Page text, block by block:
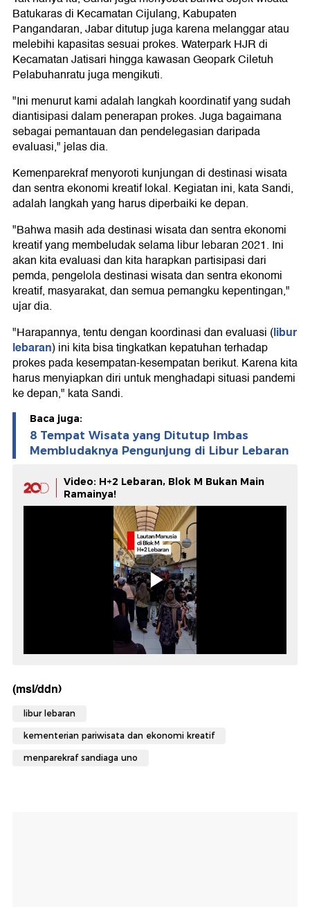
Batukaras di Kecamatan Cijulang, Kabupaten
Pangandaran, Jabar ditutup juga karena melanggar atau
melebihi kapasitas sesuai prokes. Waterpark HJR di
Kecamatan Jatisari hingga kawasan Geopark Ciletuh
Pelabuhanratu juga mengikuti.
"Ini menurut kami adalah langkah koordinatif yang sudah
diantisipasi dalam penerapan prokes. Juga bagaimana
sebagai pemantauan dan pendelegasian daripada
evaluasi," jelas dia.
Kemenparekraf menyoroti kunjungan di destinasi wisata
dan sentra ekonomi kreatif lokal. Kegiatan ini, kata Sandi,
adalah langkah yang harus diperbaiki ke depan.
"Bahwa masih ada destinasi wisata dan sentra ekonomi
kreatif yang membeludak selama libur lebaran 2021. Ini
akan kita evaluasi dan kita harapkan partisipasi dari
pemda, pengelola destinasi wisata dan sentra ekonomi
kreatif, masyarakat, dan semua pemangku kepentingan,"
ujar dia.
"Harapannya, tentu dengan koordinasi dan evaluasi (libur
lebaran) ini kita bisa tingkatkan kepatuhan terhadap
prokes pada kesempatan-kesempatan berikut. Karena kita
harus menyiapkan diri untuk menghadapi situasi pandemi
ke depan," kata Sandi.
Baca juga:
8 Tempat Wisata yang Ditutup Imbas
Membludaknya Pengunjung di Libur Lebaran
Video: H+2 Lebaran, Blok M Bukan Main
Ramainya!
(msl/ddn)
libur lebaran
kementerian pariwisata dan ekonomi kreatif
menparekraf sandiaga uno